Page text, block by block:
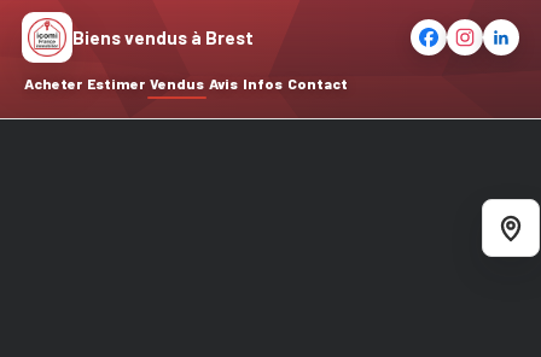
Acheter Estimer Vendus Avis Infos Contact
Biens vendus à Brest